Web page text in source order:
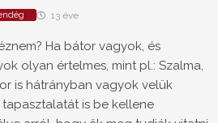
13 éve
Ha bátor vagyok, és
olyan értelmes, mint pl.: Szalma,
is hátrányban vagyok velük
is be kellene